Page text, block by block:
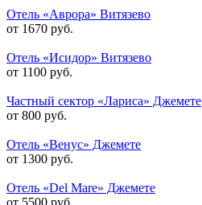
Отель «Аврора» Витязево
от 1670 руб.
Отель «Исидор» Витязево
от 1100 руб.
Частный сектор «Лариса» Джемете
от 800 руб.
Отель «Венус» Джемете
от 1300 руб.
Отель «Del Mare» Джемете
от 5500 руб.